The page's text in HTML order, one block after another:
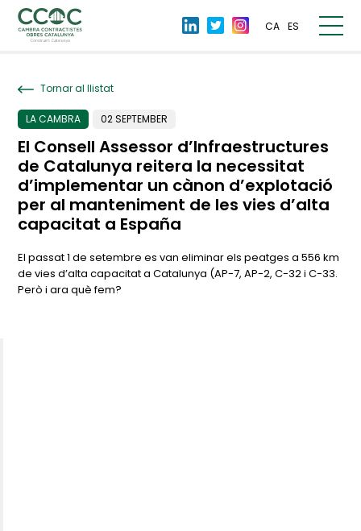
CA ES
Tornar al llistat
LA CAMBRA 02 SEPTEMBER
El Consell Assessor d’Infraestructures
de Catalunya reitera la necessitat
d’implementar un cànon d’explotació
per al manteniment de les vies d’alta
capacitat a España
El passat 1 de setembre es van eliminar els peatges a 556 km
de vies d’alta capacitat a Catalunya (AP-7, AP-2, C-32 i C-33.
Però i ara què fem?